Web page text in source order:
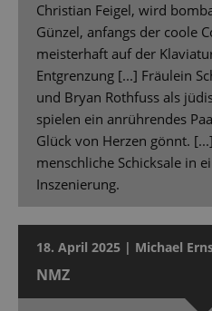
Christian Feigel, wird
Günzel, anfangs der coole
meisterhaft auf der
Entgrenzung [...] Fräulein
und Bryan Rothfuss als
spielen ein anrührendes
Glück von Herzen gönnt.
menschliche Schicksale in
Inszenierung.
18. April 2025 | Michael
NMZ